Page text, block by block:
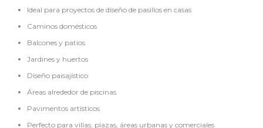
Ideal para proyectos de diseño de pasillos en casas
Caminos domésticos
Balcones y patios
Jardines y huertos
Diseño paisajístico
Áreas alrededor de piscinas
Pavimentos artísticos
Perfecto para villas, plazas, áreas urbanas y comerciales